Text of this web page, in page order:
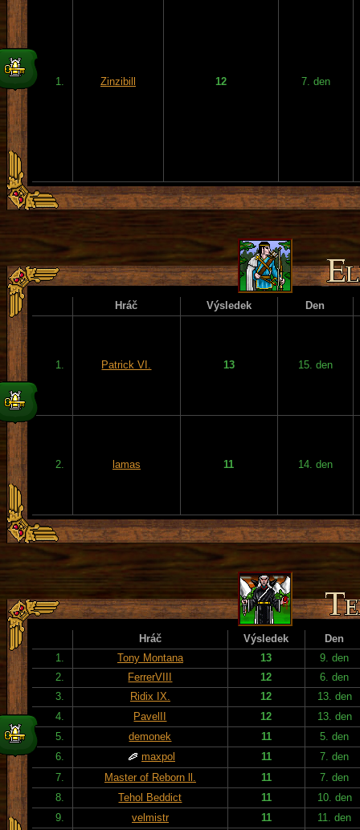
1. Zinzibill 12 7. den
Hráč Výsledek Den
1. Patrick VI. 13 15. den
2. lamas 11 14. den
Hráč Výsledek
Den
1.
Tony Montana 13
9. den
2.
FerrerVIII 12
6. den
3.
Ridix IX. 12
13. den
4.
PavelII 12
13. den
5.
demonek 11
5. den
6.
maxpol 11
7. den
7.
Master of Reborn ll. 11
7. den
8.
Tehol Beddict 11
10. den
9.
velmistr 11
11. den